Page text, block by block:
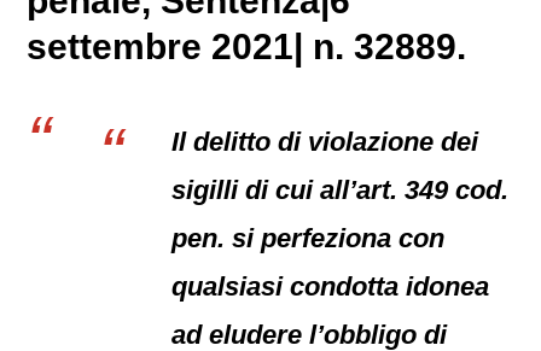
settembre 2021| n. 32889.
Il delitto di violazione dei
sigilli di cui all’art. 349 cod.
pen. si perfeziona con
qualsiasi condotta idonea
ad eludere l’obbligo di